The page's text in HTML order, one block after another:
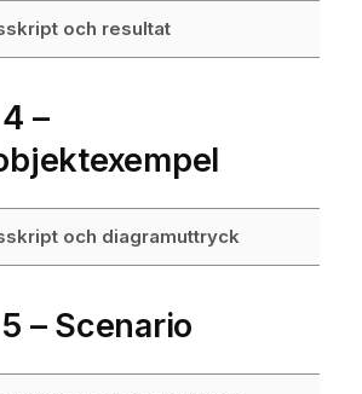
och resultat
–
och diagramuttryck
– Scenario